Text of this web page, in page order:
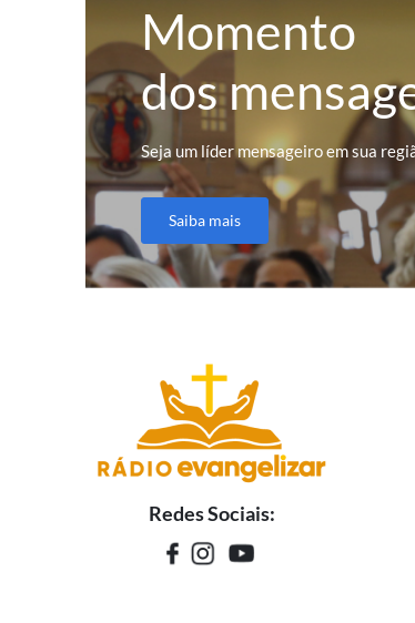
Momento
dos
Seja um líder mensageiro em sua
Saiba mais
Redes Sociais: